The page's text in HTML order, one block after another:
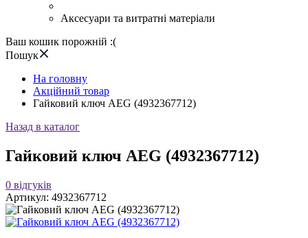
Аксесуари та витратні матеріали
Ваш кошик порожній :(
Пошук
На головну
Акційний товар
Гайковий ключ АЕG (4932367712)
Назад в каталог
Гайковий ключ АЕG (4932367712)
0 відгуків
Артикул: 4932367712